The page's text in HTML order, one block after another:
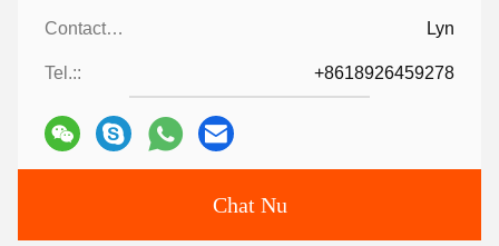
Contactpersonen: Lyn
Tel.:: +8618926459278
Chat Nu